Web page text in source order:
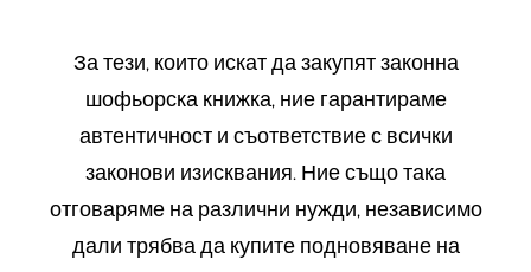
За тези, които искат да закупят законна
шофьорска книжка, ние гарантираме
автентичност и съответствие с всички
законови изисквания. Ние също така
отговаряме на различни нужди, независимо
дали трябва да купите подновяване на